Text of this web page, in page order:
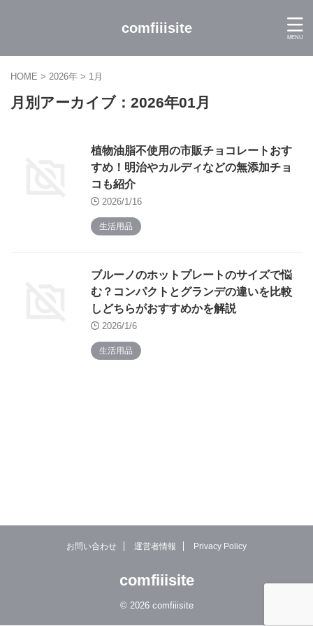
comfiiisite
HOME > 2026年 > 1月
月別アーカイブ：2026年01月
植物油脂不使用の市販チョコレートおす
すめ！明治やカルディなどの無添加チョ
コも紹介
2026/1/16
生活用品
ブルーノのホットプレートのサイズで悩
む？コンパクトとグランデの違いを比較
しどちらがおすすめかを解説
2026/1/6
生活用品
お問い合わせ 運営者情報 Privacy Policy
comfiiisite
© 2026 comfiiisite